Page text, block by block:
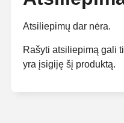
Atsiliepimų dar nėra.
Rašyti atsiliepimą gali
yra įsigiję šį produktą.